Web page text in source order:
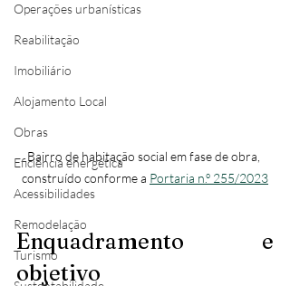
Operações urbanísticas
Reabilitação
Imobiliário
Alojamento Local
Obras
Eficiência energética
Acessibilidades
Remodelação
Turismo
Bairro de habitação social em fase de obra,
construído conforme a Portaria n.º 255/2023
Enquadramento e
objetivo